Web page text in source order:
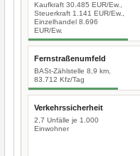
Kaufkraft 30.485 EUR/Ew.,
Steuerkraft 1.141 EUR/Ew.,
Einzelhandel 8.696
EUR/Ew.
Fernstraßenumfeld
BASt-Zählstelle 8,9 km,
83.712 Kfz/Tag
Verkehrssicherheit
2,7 Unfälle je 1.000
Einwohner